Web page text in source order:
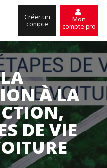
Créer un
compte
Mon
compte pro
À LA
DE VIE